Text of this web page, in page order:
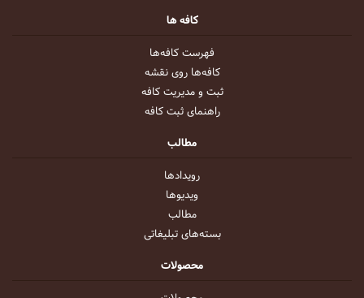
کافه ها
فهرست کافه‌ها
کافه‌ها روی نقشه
ثبت و مدیریت کافه
راهنمای ثبت کافه
مطالب
رویداد‌ها
ویدیو‌ها
مطالب
بسته‌های تبلیغاتی
محصولات